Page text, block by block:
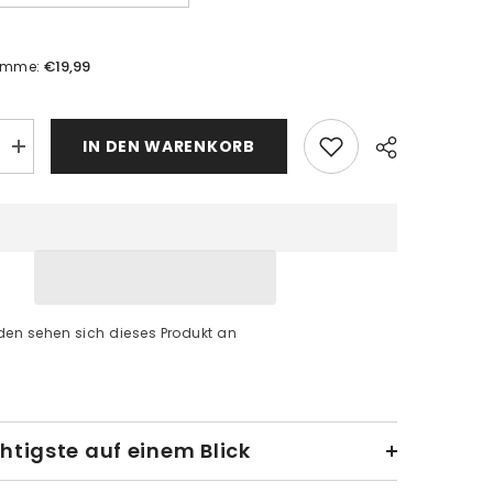
€19,99
Menge
erhöhen
IN DEN WARENKORB
sehen sich dieses Produkt an
auf einem Blick